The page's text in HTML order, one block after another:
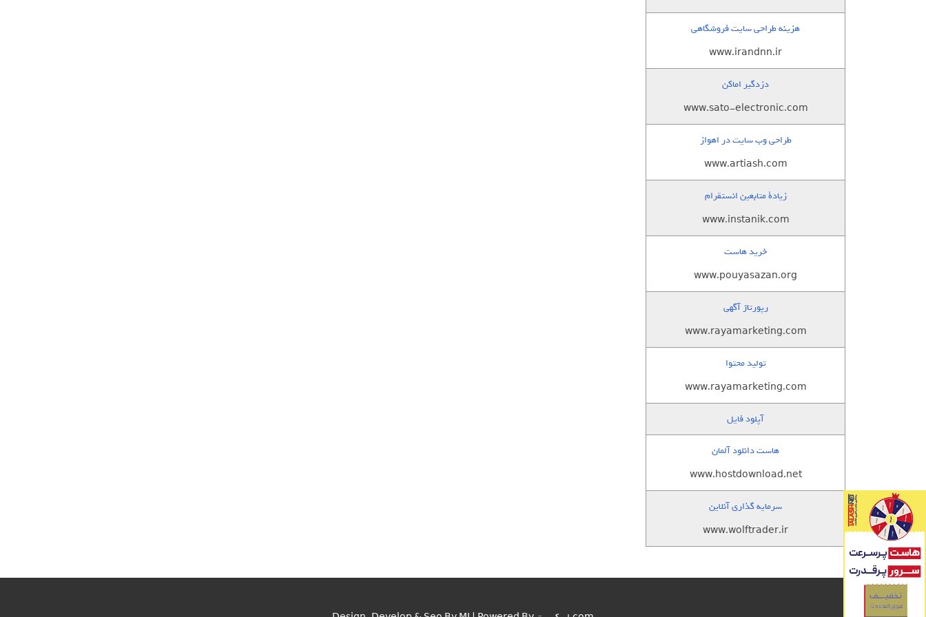
هزینه طراحی سایت فروشگاهی
www.irandnn.ir
دزدگیر اماکن
www.sato-electronic.com
طراحی وب سایت در اهواز
www.artiash.com
زيادة متابعين انستقرام
www.instanik.com
خرید هاست
www.pouyasazan.org
رپورتاژ آگهی
www.rayamarketing.com
تولید محتوا
www.rayamarketing.com
آپلود فایل
هاست دانلود آلمان
www.hostdownload.net
سرمایه گذاری آنلاین
www.wolftrader.ir